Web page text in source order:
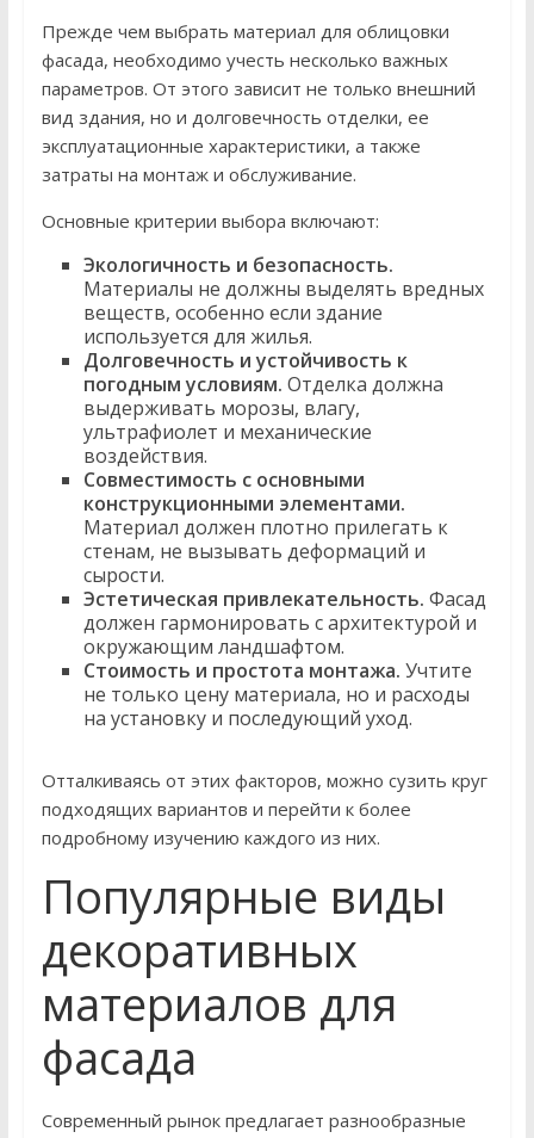
Прежде чем выбрать материал для облицовки
фасада, необходимо учесть несколько важных
параметров. От этого зависит не только внешний
вид здания, но и долговечность отделки, ее
эксплуатационные характеристики, а также
затраты на монтаж и обслуживание.
Основные критерии выбора включают:
Экологичность и безопасность.
Материалы не должны выделять вредных
веществ, особенно если здание
используется для жилья.
Долговечность и устойчивость к
погодным условиям. Отделка должна
выдерживать морозы, влагу,
ультрафиолет и механические
воздействия.
Совместимость с основными
конструкционными элементами.
Материал должен плотно прилегать к
стенам, не вызывать деформаций и
сырости.
Эстетическая привлекательность. Фасад
должен гармонировать с архитектурой и
окружающим ландшафтом.
Стоимость и простота монтажа. Учтите
не только цену материала, но и расходы
на установку и последующий уход.
Отталкиваясь от этих факторов, можно сузить круг
подходящих вариантов и перейти к более
подробному изучению каждого из них.
Популярные виды
декоративных
материалов для
фасада
Современный рынок предлагает разнообразные